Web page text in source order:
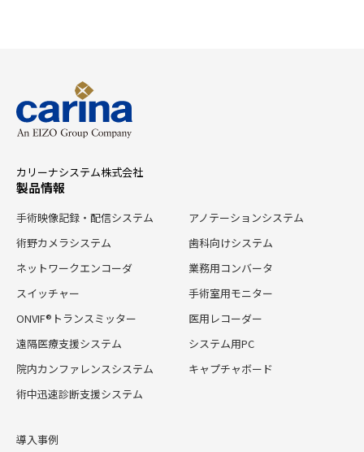
カリーナシステム株式会社
製品情報
手術映像記録・配信システム
術野カメラシステム
ネットワークエンコーダ
スイッチャー
ONVIF®トランスミッター
遠隔医療支援システム
院内カンファレンスシステム
術中迅速診断支援システム
導入事例
アノテーションシステム
歯科向けシステム
業務用コンバータ
手術室用モニター
医用レコーダー
システム用PC
キャプチャボード